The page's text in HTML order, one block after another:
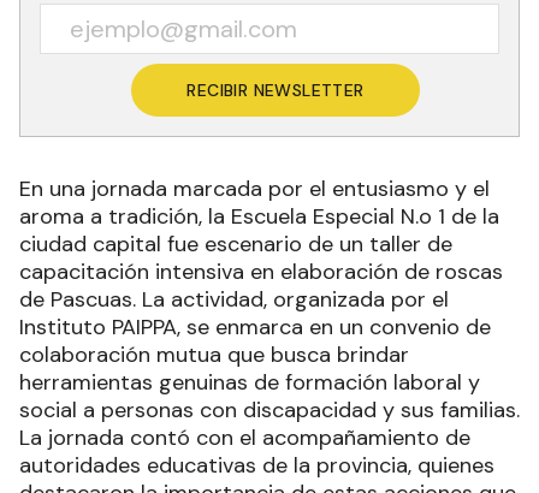
RECIBIR NEWSLETTER
En una jornada marcada por el entusiasmo y el
aroma a tradición, la Escuela Especial N.o 1 de la
ciudad capital fue escenario de un taller de
capacitación intensiva en elaboración de roscas
de Pascuas. La actividad, organizada por el
Instituto PAIPPA, se enmarca en un convenio de
colaboración mutua que busca brindar
herramientas genuinas de formación laboral y
social a personas con discapacidad y sus familias.
La jornada contó con el acompañamiento de
autoridades educativas de la provincia, quienes